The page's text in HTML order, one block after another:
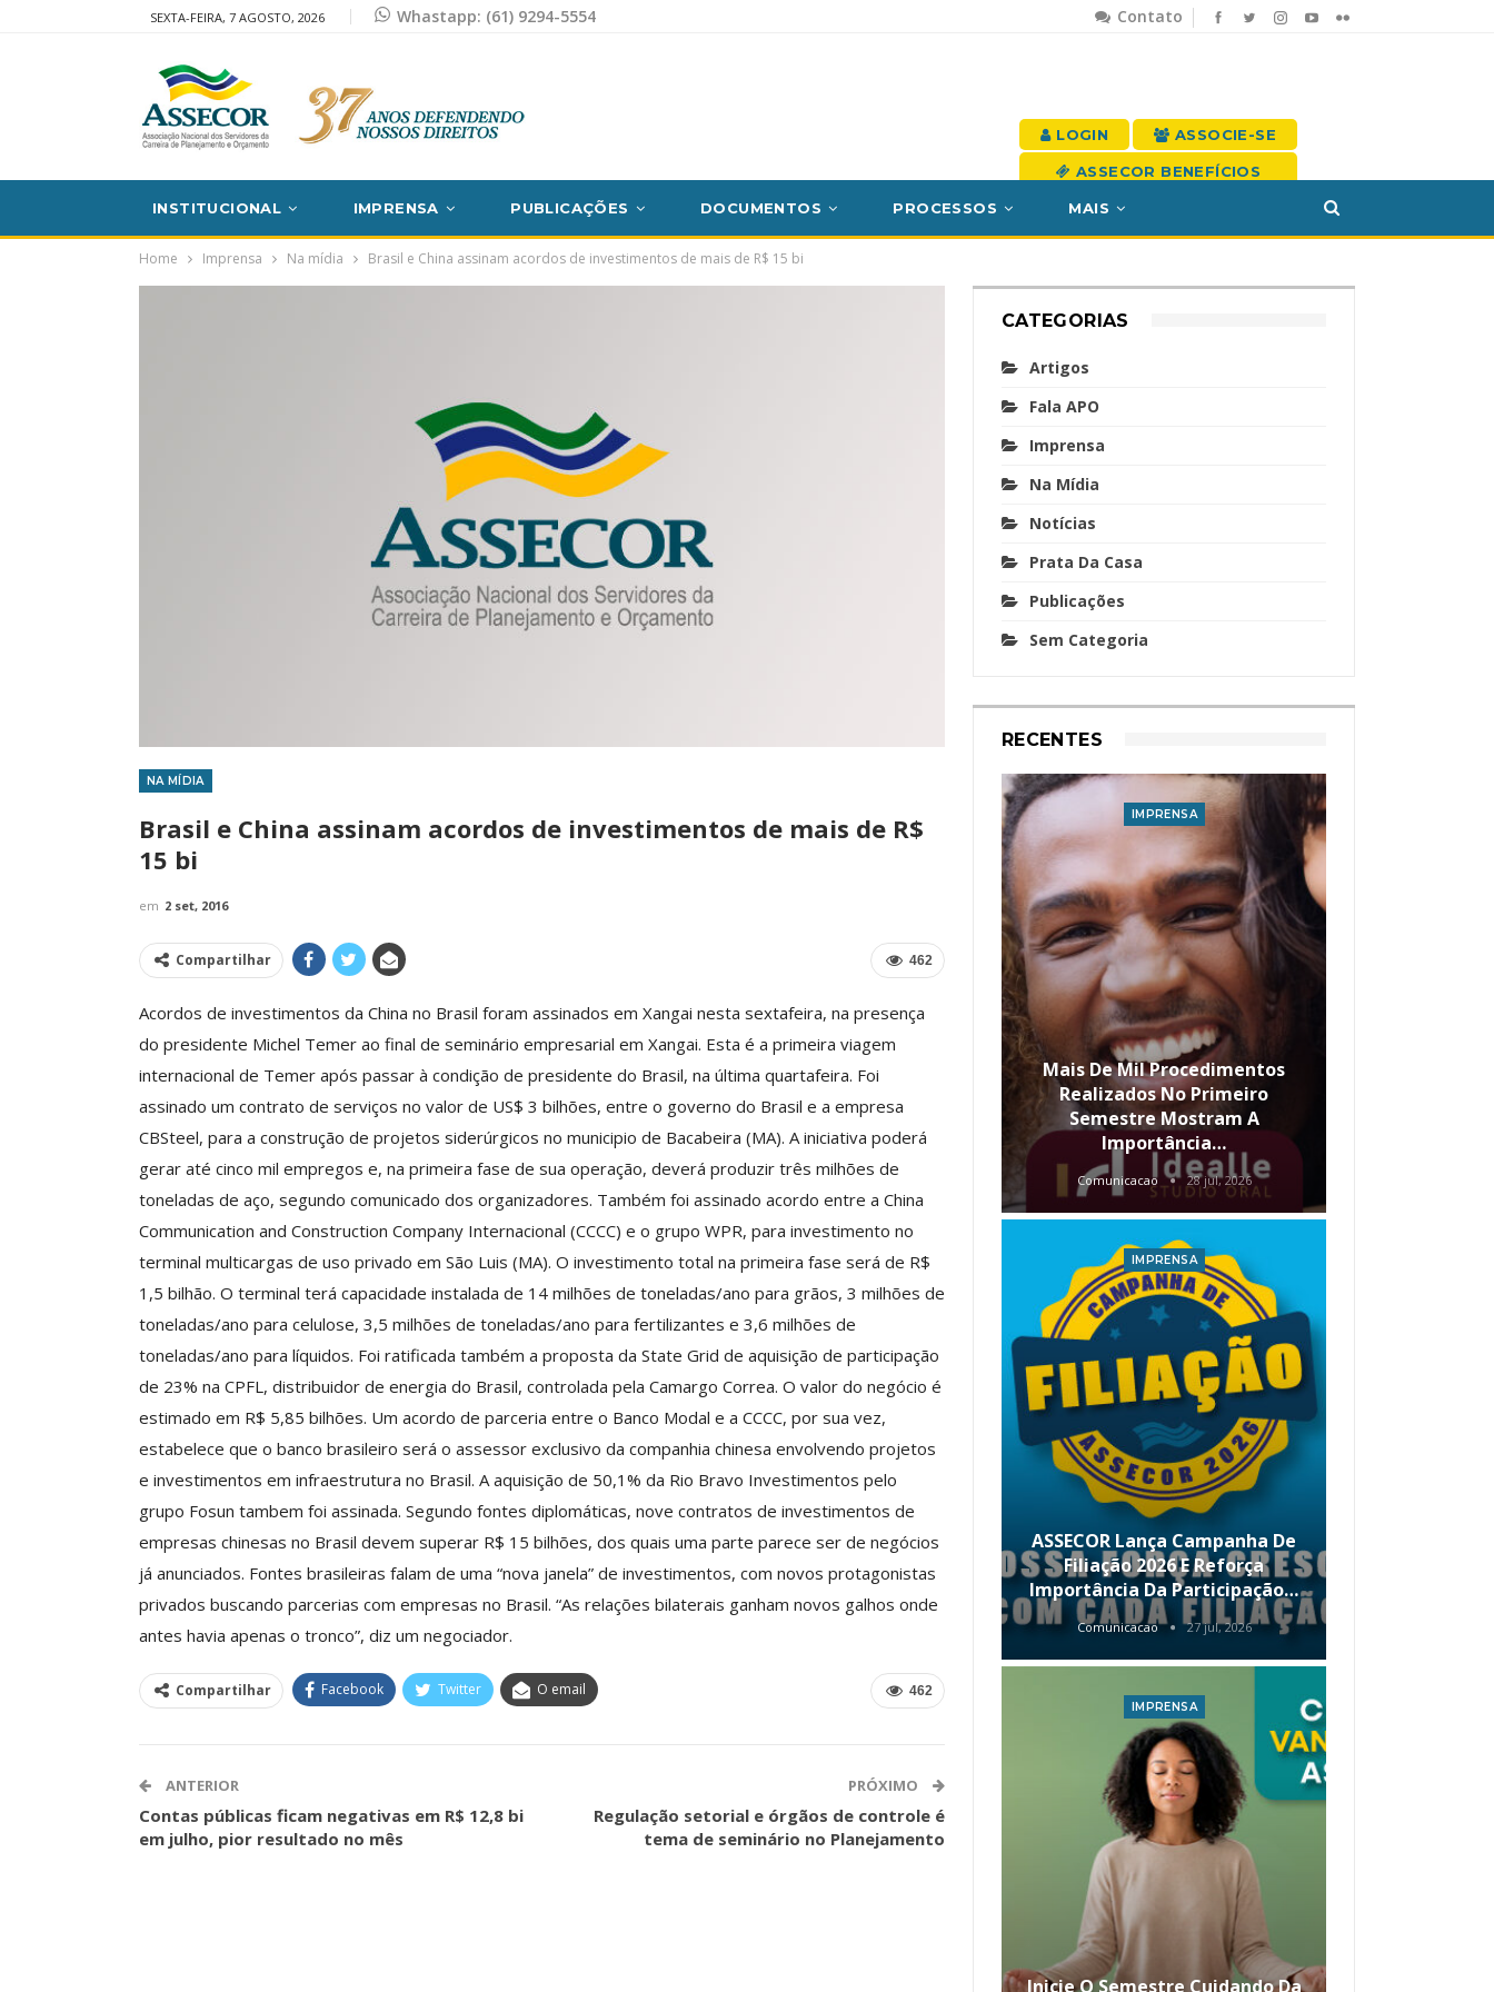
Contato
SEXTA-FEIRA, 7 AGOSTO, 2026 Whastapp: (61) 9294-5554
LOGIN ASSOCIE-SE
ASSECOR BENEFÍCIOS
INSTITUCIONAL IMPRENSA PUBLICAÇÕES DOCUMENTOS PROCESSOS MAIS
Home Imprensa Na mídia Brasil e China assinam acordos de investimentos de mais de R$ 15 bi
NA MÍDIA
Brasil e China assinam acordos de investimentos de mais de R$
15 bi
em 2 set, 2016
462
Compartilhar
Acordos de investimentos da China no Brasil foram assinados em Xangai nesta sexta­feira, na presença
do presidente Michel Temer ao final de seminário empresarial em Xangai. Esta é a primeira viagem
internacional de Temer após passar à condição de presidente do Brasil, na última quarta­feira. Foi
assinado um contrato de serviços no valor de US$ 3 bilhões, entre o governo do Brasil e a empresa
CBSteel, para a construção de projetos siderúrgicos no municipio de Bacabeira (MA). A iniciativa poderá
gerar até cinco mil empregos e, na primeira fase de sua operação, deverá produzir três milhões de
toneladas de aço, segundo comunicado dos organizadores. Também foi assinado acordo entre a China
Communication and Construction Company Internacional (CCCC) e o grupo WPR, para investimento no
terminal multicargas de uso privado em São Luis (MA). O investimento total na primeira fase será de R$
1,5 bilhão. O terminal terá capacidade instalada de 14 milhões de toneladas/ano para grãos, 3 milhões de
toneladas/ano para celulose, 3,5 milhões de toneladas/ano para fertilizantes e 3,6 milhões de
toneladas/ano para líquidos. Foi ratificada também a proposta da State Grid de aquisição de participação
de 23% na CPFL, distribuidor de energia do Brasil, controlada pela Camargo Correa. O valor do negócio é
estimado em R$ 5,85 bilhões. Um acordo de parceria entre o Banco Modal e a CCCC, por sua vez,
estabelece que o banco brasileiro será o assessor exclusivo da companhia chinesa envolvendo projetos
e investimentos em infraestrutura no Brasil. A aquisição de 50,1% da Rio Bravo Investimentos pelo
grupo Fosun tambem foi assinada. Segundo fontes diplomáticas, nove contratos de investimentos de
empresas chinesas no Brasil devem superar R$ 15 bilhões, dos quais uma parte parece ser de negócios
já anunciados. Fontes brasileiras falam de uma “nova janela” de investimentos, com novos protagonistas
privados buscando parcerias com empresas no Brasil. “As relações bilaterais ganham novos galhos onde
antes havia apenas o tronco”, diz um negociador.
462
Compartilhar Facebook Twitter O email
ANTERIOR
Contas públicas ficam negativas em R$ 12,8 bi
em julho, pior resultado no mês
PRÓXIMO
Regulação setorial e órgãos de controle é
tema de seminário no Planejamento
CATEGORIAS
Artigos
Fala APO
Imprensa
Na Mídia
Notícias
Prata Da Casa
Publicações
Sem Categoria
RECENTES
ASSECOR Promove Palestra
“Como Criar Múltiplas Fontes
De Renda Sem…
Comunicacao 30 jun, 2026
IMPRENSA
Clube De Benefícios ASSECOR
Reúne Dezenas De Escolas De
Idiomas Com Condições…
Comunicacao 29 jun, 2026
IMPRENSA
ASSECOR Promove Oficina De
Pintura Em Taça Para
Associados
Comunicacao 7 ago, 2026
IMPRENSA
Presidente Da ASSECOR
Participa De Debate Sobre A
Unificação Das Carreiras Do…
IMPRENSA
Mais De Mil Procedimentos
Realizados No Primeiro
Semestre Mostram A
Importância…
Comunicacao 28 jul, 2026
IMPRENSA
ASSECOR Lança Campanha De
Filiação 2026 E Reforça
Importância Da Participação…
Comunicacao 27 jul, 2026
IMPRENSA
Inicie O Semestre Cuidando Da